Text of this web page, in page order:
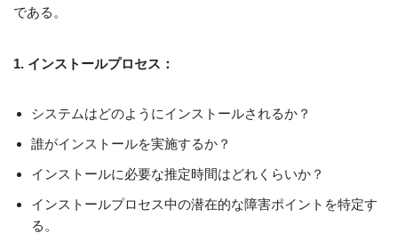
である。
1. インストールプロセス：
システムはどのようにインストールされるか？
誰がインストールを実施するか？
インストールに必要な推定時間はどれくらいか？
インストールプロセス中の潜在的な障害ポイントを特定す
る。